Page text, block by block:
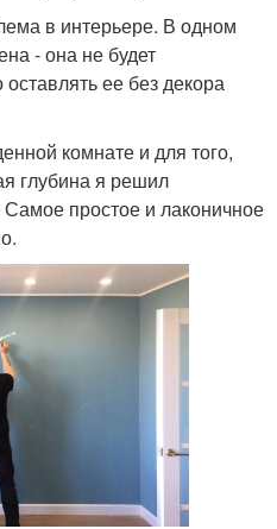
в интерьере. В одном
- она не будет
ее без декора
комнате и для того,
глубина я решил
простое и лаконичное